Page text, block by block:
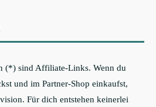
(*) sind Affiliate-Links. Wenn du
und im Partner-Shop einkaufst,
Für dich entstehen keinerlei